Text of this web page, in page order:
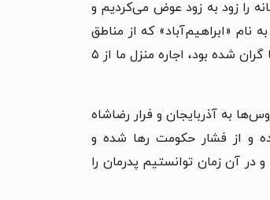
را زود به زود عوض می‌کردیم و
نام «ابراهیم‌آباد» که از مناطق
دورافتاده شهر بود. خاطرم هست که خانه‌ای را در این محله اجاره کرده بودیم و هر ماه ۵ ریال بابت اجاره می‌دادیم؛ در اواخر که اجاره‌ها گران شده بود، اجاره منزل ما از ۵
۱۳۲۰، با هجوم متفقین به ایران و ورود روس‌ها به آذربایجان و فرار رضاشاه
و از فشار حکومت رها شده و
آن زمان توانستیم پدرمان را